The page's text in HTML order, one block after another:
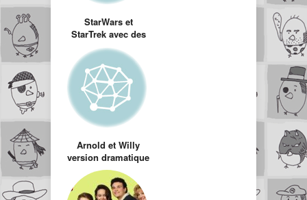
StarWars et
StarTrek avec des
génériques façon
séries des années
80’s
Arnold et Willy
version dramatique
(Disturbing
Strokes)